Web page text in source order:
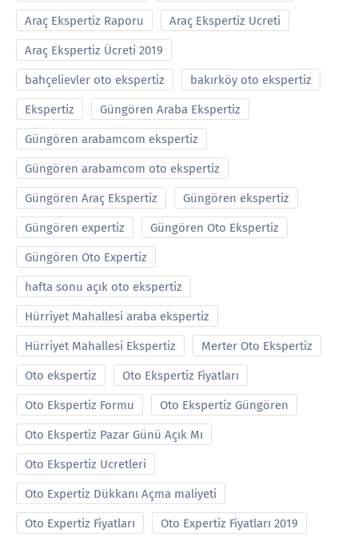
Araç Ekspertiz Raporu Araç Ekspertiz Ucreti
Araç Ekspertiz Ücreti 2019
bahçelievler oto ekspertiz bakırköy oto ekspertiz
Ekspertiz Güngören Araba Ekspertiz
Güngören arabamcom ekspertiz
Güngören arabamcom oto ekspertiz
Güngören Araç Ekspertiz Güngören ekspertiz
Güngören expertiz Güngören Oto Ekspertiz
Güngören Oto Expertiz
hafta sonu açık oto ekspertiz
Hürriyet Mahallesi araba ekspertiz
Hürriyet Mahallesi Ekspertiz Merter Oto Ekspertiz
Oto ekspertiz Oto Ekspertiz Fiyatları
Oto Ekspertiz Formu Oto Ekspertiz Güngören
Oto Ekspertiz Pazar Günü Açık Mı
Oto Ekspertiz Ucretleri
Oto Expertiz Dükkanı Açma maliyeti
Oto Expertiz Fiyatları Oto Expertiz Fiyatları 2019